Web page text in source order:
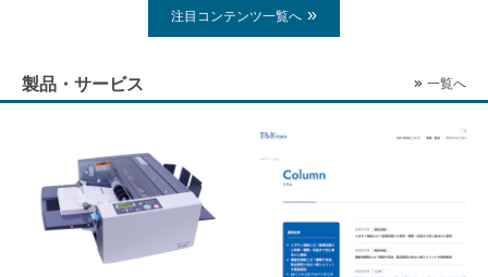
注目コンテンツ一覧へ
製品・サービス 一覧へ